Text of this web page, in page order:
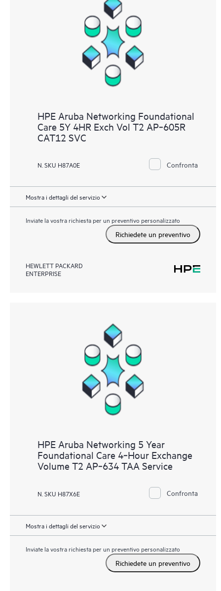
HPE Aruba Networking Foundational
Care 5Y 4HR Exch Vol T2 AP‑605R
CAT12 SVC
N. SKU H87A0E Confronta
Mostra i dettagli del servizio
Inviate la vostra richiesta per un preventivo personalizzato
Richiedete un preventivo
HEWLETT PACKARD
ENTERPRISE
HPE Aruba Networking 5 Year
Foundational Care 4‑Hour Exchange
Volume T2 AP‑634 TAA Service
N. SKU H87X6E Confronta
Mostra i dettagli del servizio
Inviate la vostra richiesta per un preventivo personalizzato
Richiedete un preventivo